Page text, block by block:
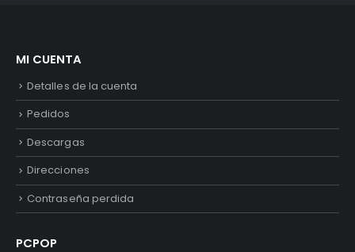
MI CUENTA
Detalles de la cuenta
Pedidos
Descargas
Direcciones
Contraseña perdida
PCPOP